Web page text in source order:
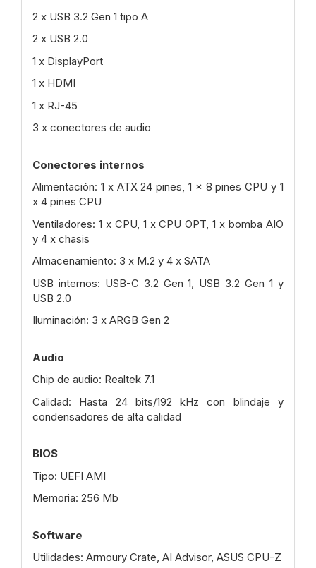
2 x USB 3.2 Gen 1 tipo A
2 x USB 2.0
1 x DisplayPort
1 x HDMI
1 x RJ-45
3 x conectores de audio
Conectores internos
Alimentación: 1 x ATX 24 pines, 1 x 8 pines CPU y 1
x 4 pines CPU
Ventiladores: 1 x CPU, 1 x CPU OPT, 1 x bomba AIO
y 4 x chasis
Almacenamiento: 3 x M.2 y 4 x SATA
USB internos: USB-C 3.2 Gen 1, USB 3.2 Gen 1 y
USB 2.0
Iluminación: 3 x ARGB Gen 2
Audio
Chip de audio: Realtek 7.1
Calidad: Hasta 24 bits/192 kHz con blindaje y
condensadores de alta calidad
BIOS
Tipo: UEFI AMI
Memoria: 256 Mb
Software
Utilidades: Armoury Crate, AI Advisor, ASUS CPU-Z